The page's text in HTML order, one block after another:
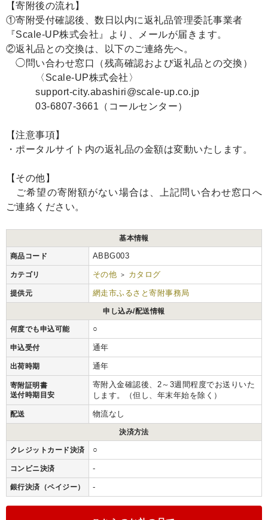
【寄附後の流れ】
①寄附受付確認後、数日以内に返礼品管理委託事業者
『Scale-UP株式会社』より、メールが届きます。
②返礼品との交換は、以下のご連絡先へ。
◯問い合わせ窓口（残高確認および返礼品との交換）
〈Scale-UP株式会社〉
support-city.abashiri@scale-up.co.jp
03-6807-3661（コールセンター）
【注意事項】
・ポータルサイト内の返礼品の金額は変動いたします。
【その他】
ご希望の寄附額がない場合は、上記問い合わせ窓口へ
ご連絡ください。
基本情報
商品コード ABBG003
カテゴリ その他 > カタログ
提供元 網走市ふるさと寄附事務局
申し込み/配送情報
何度でも申込可能 ○
申込受付 通年
出荷時期 通年
寄附証明書
送付時期目安
寄附入金確認後、2～3週間程度でお送りいた
します。（但し、年末年始を除く）
配送 物流なし
決済方法
クレジットカード決済 ○
コンビニ決済 -
銀行決済（ペイジー） -